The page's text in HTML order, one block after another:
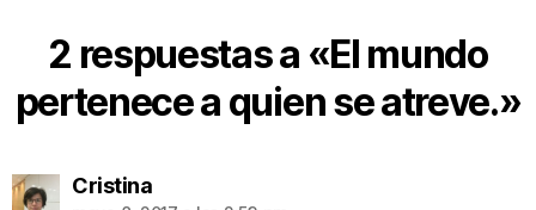
2 respuestas a «El mundo
pertenece a quien se atreve.»
Cristina